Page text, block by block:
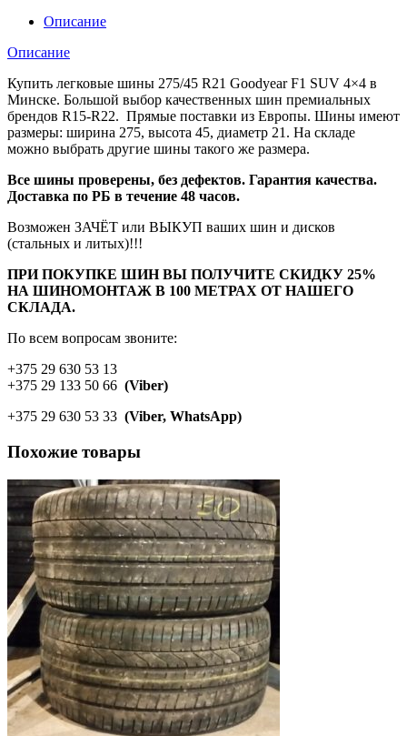
Описание
Описание
Купить легковые шины 275/45 R21 Goodyear F1 SUV 4×4 в
Минске. Большой выбор качественных шин премиальных
брендов R15-R22. Прямые поставки из Европы. Шины имеют
размеры: ширина 275, высота 45, диаметр 21. На складе
можно выбрать другие шины такого же размера.
Все шины проверены, без дефектов. Гарантия качества.
Доставка по РБ в течение 48 часов.
Возможен ЗАЧЁТ или ВЫКУП ваших шин и дисков
(стальных и литых)!!!
ПРИ ПОКУПКЕ ШИН ВЫ ПОЛУЧИТЕ СКИДКУ 25%
НА ШИНОМОНТАЖ В 100 МЕТРАХ ОТ НАШЕГО
СКЛАДА.
По всем вопросам звоните:
+375 29 630 53 13
+375 29 133 50 66 (Viber)
+375 29 630 53 33 (Viber, WhatsApp)
Похожие товары